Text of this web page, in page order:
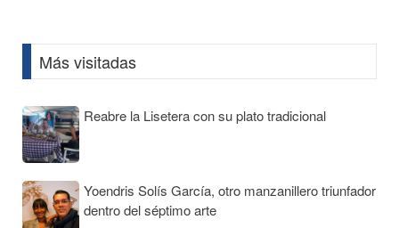
Más visitadas
Reabre la Lisetera con su plato tradicional
Yoendris Solís García, otro manzanillero triunfador
dentro del séptimo arte